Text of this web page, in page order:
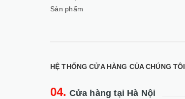
Sản phẩm
HỆ THỐNG CỬA HÀNG CỦA CHÚNG TÔI
04. Cửa hàng tại Hà Nội